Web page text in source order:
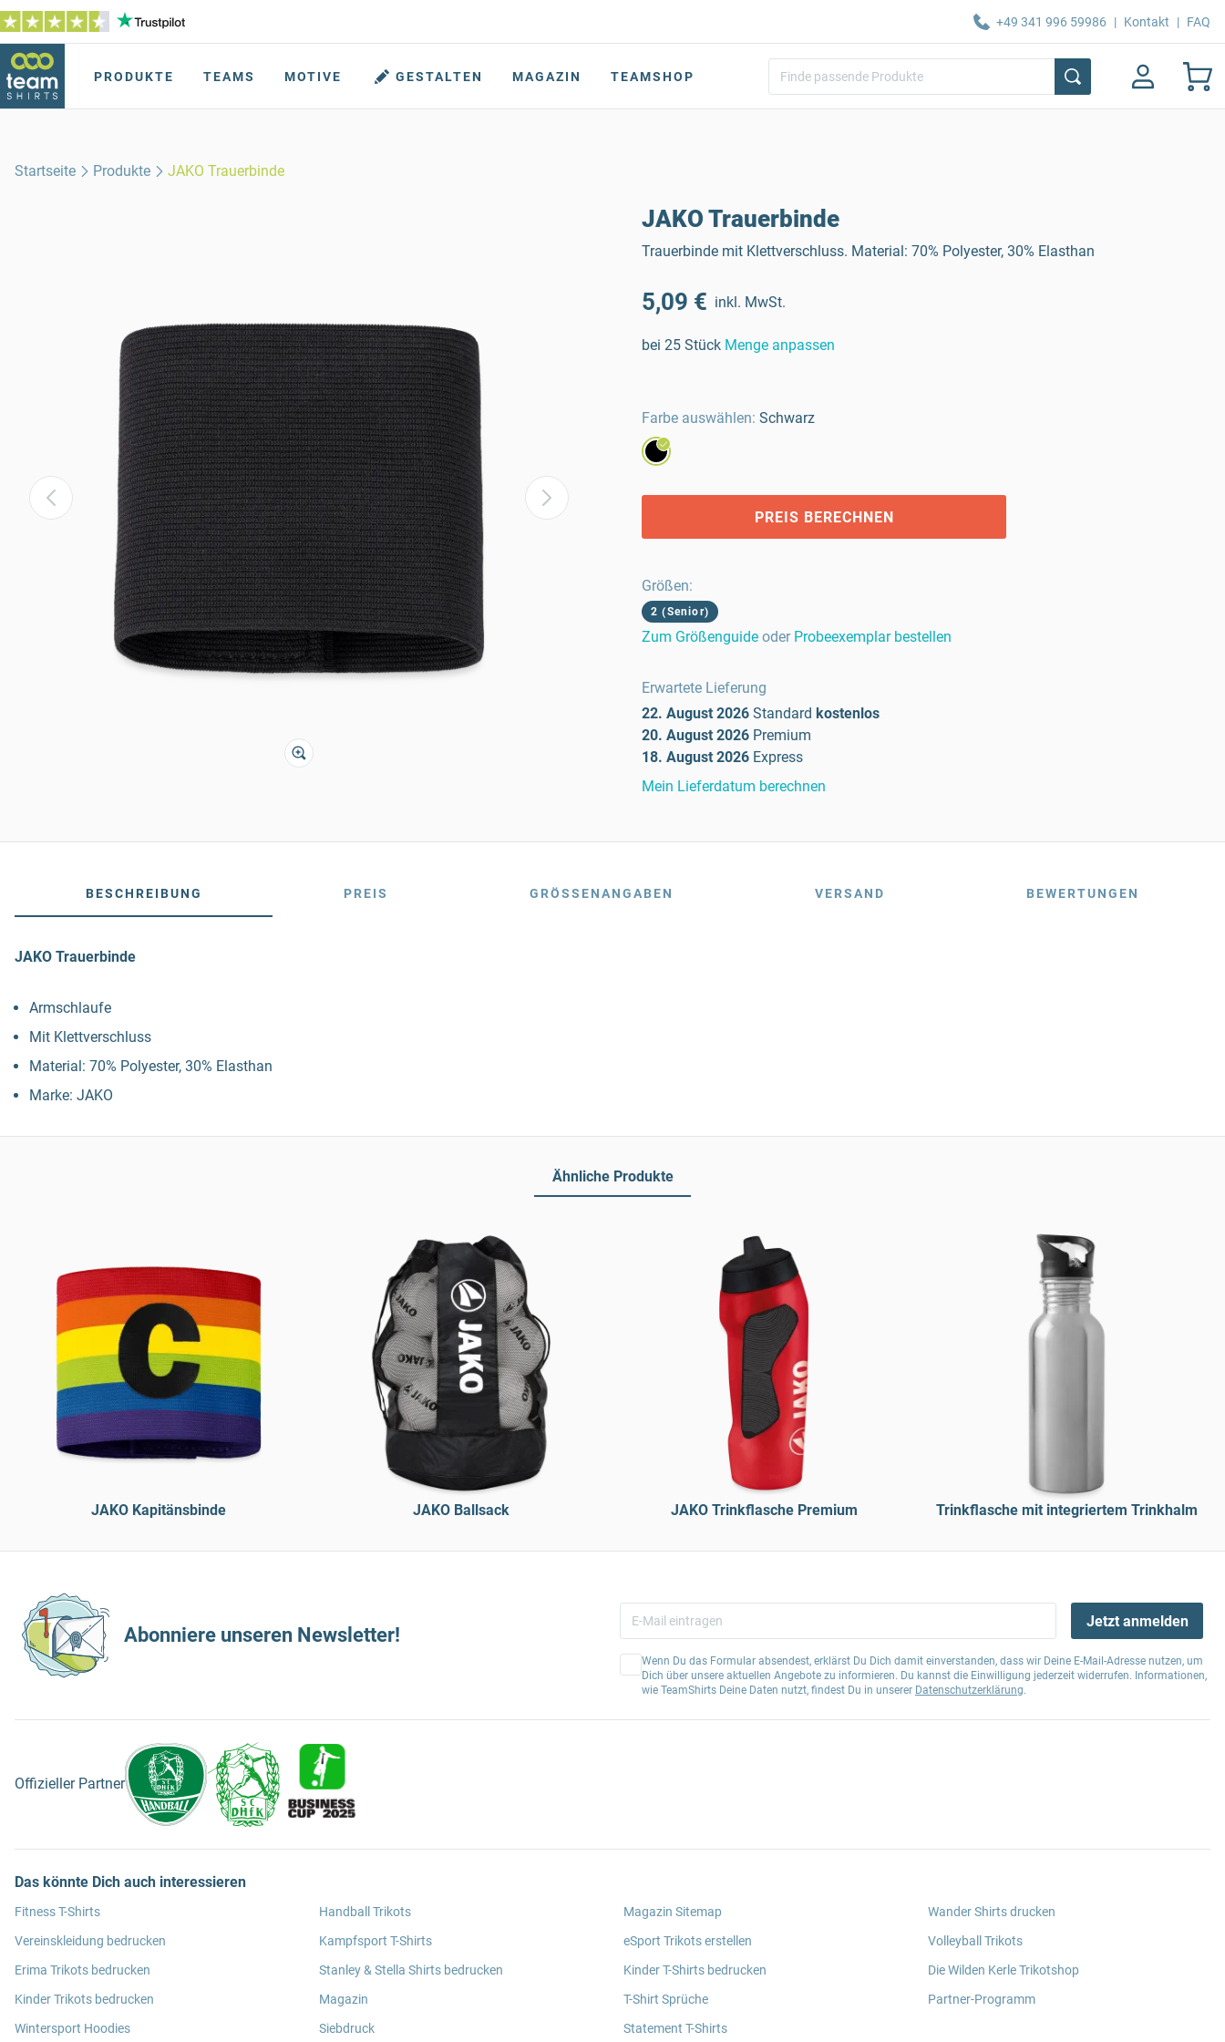
+49 341 996 59986 | Kontakt | FAQ
PRODUKTE TEAMS MOTIVE GESTALTEN MAGAZIN TEAMSHOP
Startseite Produkte JAKO Trauerbinde
JAKO Trauerbinde
Trauerbinde mit Klettverschluss. Material: 70% Polyester, 30% Elasthan
5,09 € inkl. MwSt.
bei 25 Stück Menge anpassen
Farbe auswählen: Schwarz
PREIS BERECHNEN
Größen:
2 (Senior)
Zum Größenguide oder Probeexemplar bestellen
Erwartete Lieferung
22. August 2026 Standard kostenlos
20. August 2026 Premium
18. August 2026 Express
Mein Lieferdatum berechnen
BESCHREIBUNG PREIS GRÖSSENANGABEN VERSAND BEWERTUNGEN
JAKO Trauerbinde
Armschlaufe
Mit Klettverschluss
Material: 70% Polyester, 30% Elasthan
Marke: JAKO
Ähnliche Produkte
JAKO Kapitänsbinde JAKO Ballsack JAKO Trinkflasche Premium Trinkflasche mit integriertem Trinkhalm
Abonniere unseren Newsletter!
Jetzt anmelden
Wenn Du das Formular absendest, erklärst Du Dich damit einverstanden, dass wir Deine E-Mail-Adresse nutzen, um
Dich über unsere aktuellen Angebote zu informieren. Du kannst die Einwilligung jederzeit widerrufen. Informationen,
wie TeamShirts Deine Daten nutzt, findest Du in unserer Datenschutzerklärung.
Offizieller Partner
Das könnte Dich auch interessieren
Fitness T-Shirts
Vereinskleidung bedrucken
Erima Trikots bedrucken
Kinder Trikots bedrucken
Wintersport Hoodies
Handball Trikots
Kampfsport T-Shirts
Stanley & Stella Shirts bedrucken
Magazin
Siebdruck
Magazin Sitemap
eSport Trikots erstellen
Kinder T-Shirts bedrucken
T-Shirt Sprüche
Statement T-Shirts
Wander Shirts drucken
Volleyball Trikots
Die Wilden Kerle Trikotshop
Partner-Programm